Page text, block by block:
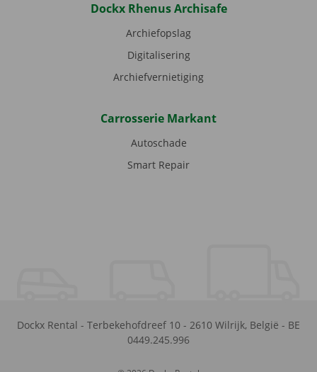
Dockx Rhenus Archisafe
Archiefopslag
Digitalisering
Archiefvernietiging
Carrosserie Markant
Autoschade
Smart Repair
Dockx Rental - Terbekehofdreef 10 - 2610 Wilrijk, België - BE
0449.245.996